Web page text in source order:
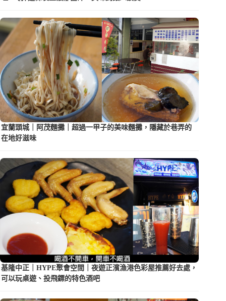
宜蘭頭城｜阿茂麵攤｜超過一甲子的美味麵攤，隱藏於巷弄的
在地好滋味
基隆中正｜HYPE聚會空間｜夜遊正濱漁港色彩屋推薦好去處，
可以玩桌遊、投飛鏢的特色酒吧